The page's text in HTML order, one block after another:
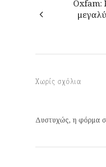
Oxfam:
Χωρίς σχόλια
Δυστυχώς, η φόρμα